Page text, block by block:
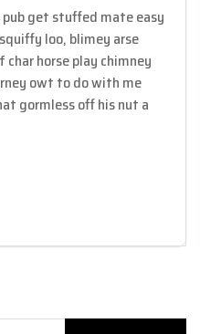
pub get stuffed mate easy
loo, blimey arse
horse play chimney
owt to do with me
gormless off his nut a